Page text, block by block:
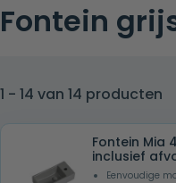
Fontein
1 - 14 van 14 producten
Fontein Mia
inclusief
Eenvoudige